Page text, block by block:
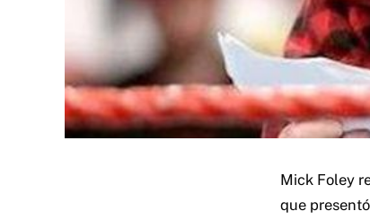
Mick Foley
que